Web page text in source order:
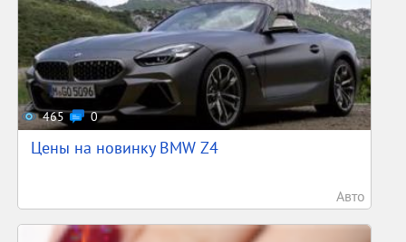
465 0
Цены на новинку BMW Z4
Авто